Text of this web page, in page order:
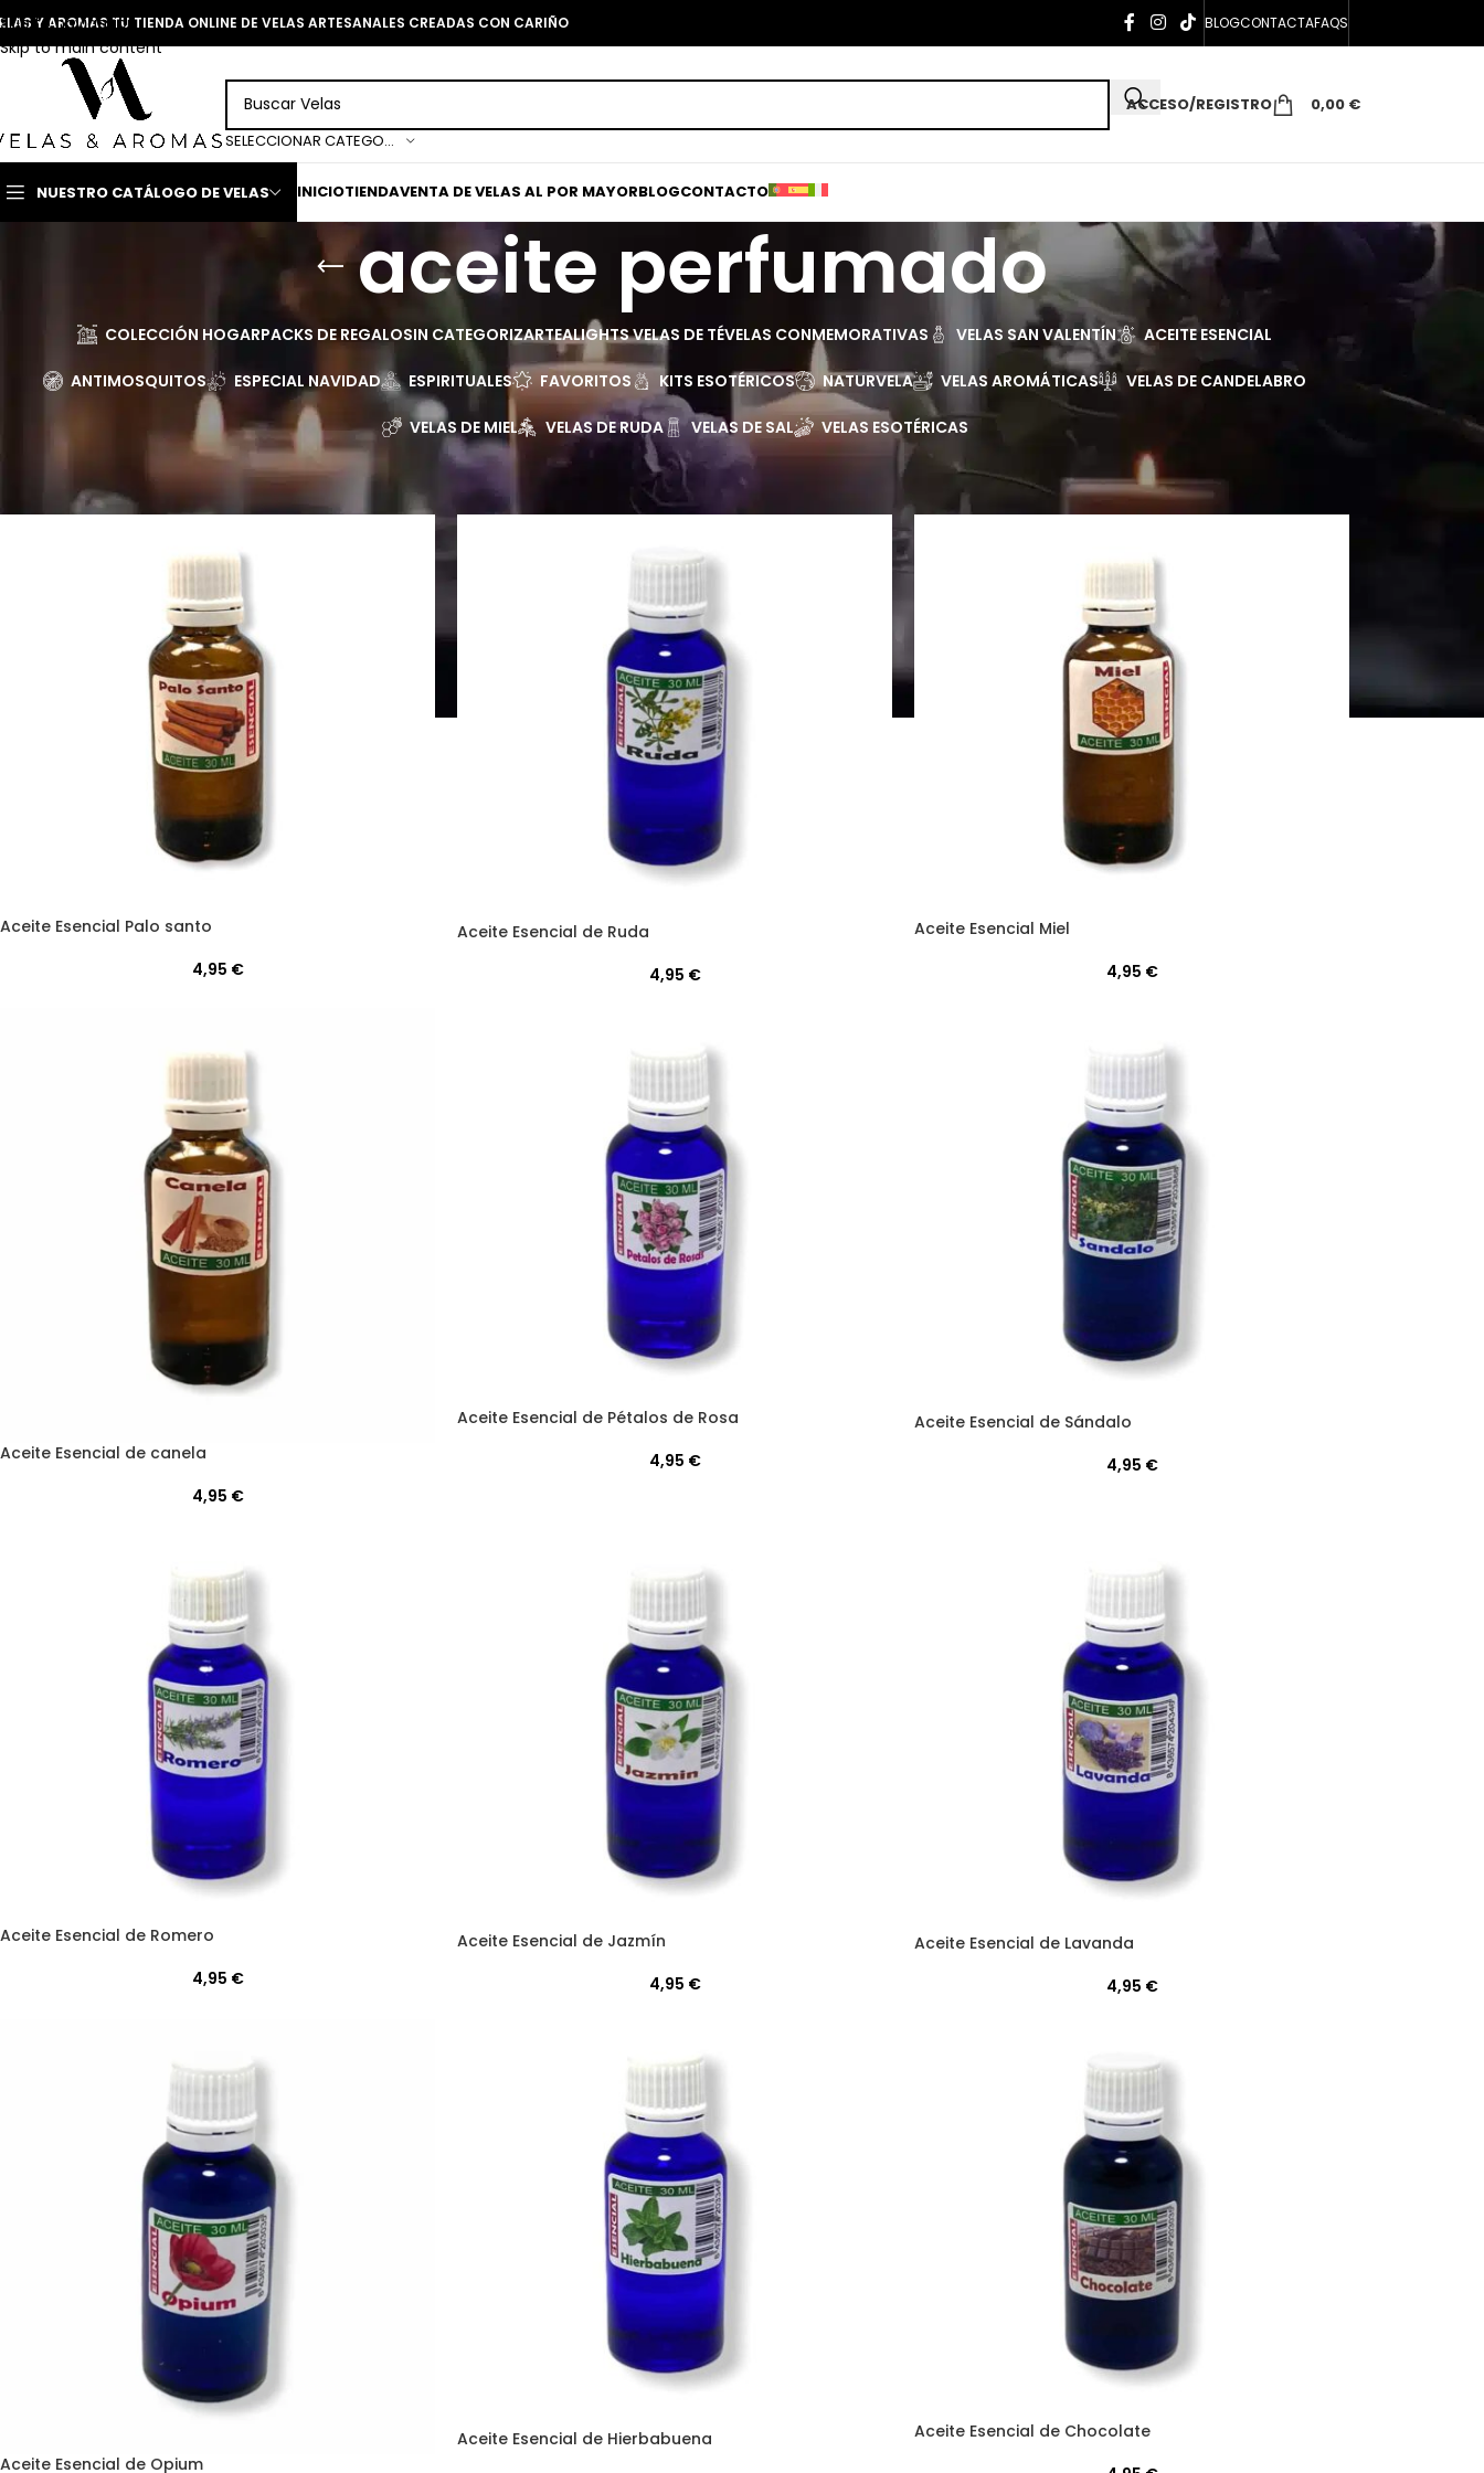
Skip to navigation
Skip to main content
Y AROMAS TU TIENDA ONLINE DE VELAS ARTESANALES CREADAS CON CARIÑO BLOGCONTACTAFAQS
SELECCIONAR CATEGORÍA
ACCESO/REGISTRO 0,00 €
NUESTRO CATÁLOGO DE VELAS INICIOTIENDAVENTA DE VELAS AL POR MAYORBLOGCONTACTO
aceite perfumado
COLECCIÓN HOGARPACKS DE REGALOSIN CATEGORIZARTEALIGHTS VELAS DE TÉVELAS CONMEMORATIVAS VELAS SAN VALENTÍN ACEITE ESENCIAL
ANTIMOSQUITOS ESPECIAL NAVIDAD ESPIRITUALES FAVORITOS KITS ESOTÉRICOS NATURVELA VELAS AROMÁTICAS VELAS DE CANDELABRO
VELAS DE MIEL VELAS DE RUDA VELAS DE SAL
VELAS ESOTÉRICAS
aceite perfumado Mostrar
Aceite Esencial Palo santo
4,95 €
Aceite Esencial de Ruda
4,95 €
Aceite Esencial Miel
4,95 €
Aceite Esencial de canela
4,95 €
Aceite Esencial de Pétalos de Rosa
4,95 €
Aceite Esencial de Sándalo
4,95 €
Aceite Esencial de Romero
4,95 €
Aceite Esencial de Jazmín
4,95 €
Aceite Esencial de Lavanda
4,95 €
Aceite Esencial de Opium
Aceite Esencial de Hierbabuena
Aceite Esencial de Chocolate